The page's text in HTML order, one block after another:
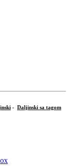
- Daljinski sa tagom